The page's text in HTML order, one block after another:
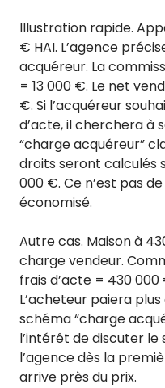
Illustration rapide.
€ HAI. L’agence
acquéreur. La
= 13 000 €. Le net
€. Si l’acquéreur
d’acte, il cherchera à
“charge acquéreur”
droits seront calculés
000 €. Ce n’est pas
économisé.
Autre cas. Maison à
charge vendeur.
frais d’acte = 430
L’acheteur paiera
schéma “charge
l’intérêt de discuter
l’agence dès la
arrive près du prix.